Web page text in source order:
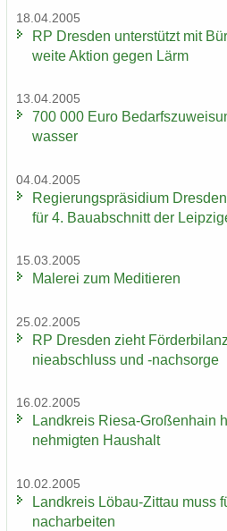
18.04.2005
RP Dres­den un­ter­stützt mit
wei­te Ak­ti­on gegen Lärm
13.04.2005
700 000 Euro
was­ser
04.04.2005
Re­gie­rungs­prä­si­di­um
für 4. Bau­ab­schnitt der
15.03.2005
Ma­le­rei zum Me­di­tie­ren
25.02.2005
RP Dres­den zieht
nie­ab­schluss und -​nachsorge
16.02.2005
Land­kreis Riesa-​Großenhain
neh­mig­ten Haus­halt
10.02.2005
Land­kreis Löbau-​Zittau muss
nach­ar­bei­ten